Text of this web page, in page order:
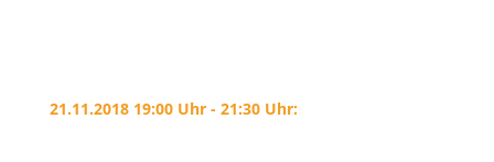
21.11.2018 19:00 Uhr - 21:30 Uhr: